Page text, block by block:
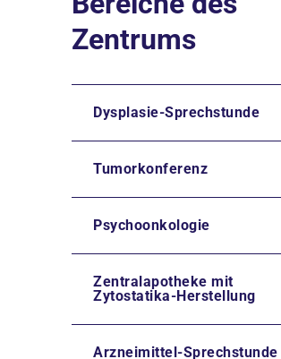
Zentrums
Dysplasie-Sprechstunde
Tumorkonferenz
Psychoonkologie
Zentralapotheke mit
Zytostatika-Herstellung
Arzneimittel-Sprechstunde